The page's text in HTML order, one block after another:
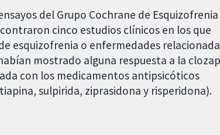
del Grupo Cochrane de
cinco estudios clínicos en los que
esquizofrenia o enfermedades
mostrado alguna respuesta a la
con los medicamentos antipsicóticos
sulpirida, ziprasidona y risperidona).